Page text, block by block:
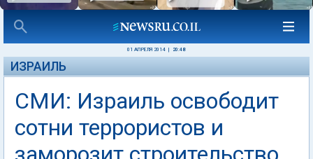
01 АПРЕЛЯ 2014 20:48
ИЗРАИЛЬ
СМИ: Израиль освободит
сотни террористов и